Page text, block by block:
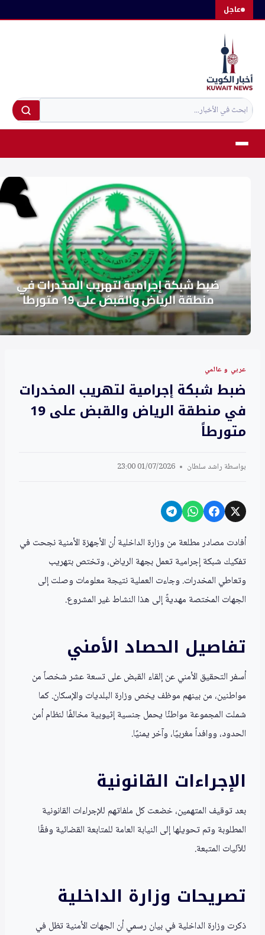
عاجلالتجاوز
عربي و عالمي
ضبط شبكة إجرامية لتهريب المخدرات
في منطقة الرياض والقبض على 19
متورطاً
بواسطة راشد سلطان 01/07/2026 23:00
أفادت مصادر مطلعة من وزارة الداخلية أن الأجهزة الأمنية نجحت في
تفكيك شبكة إجرامية تعمل بجهة الرياض، وتختص بتهريب
وتعاطي المخدرات. وجاءت العملية نتيجة معلومات وصلت إلى
الجهات المختصة مهديةً إلى هذا النشاط غير المشروع.
تفاصيل الحصاد الأمني
أسفر التحقيق الأمني عن إلقاء القبض على تسعة عشر شخصاً من
مواطنين، من بينهم موظف يخص وزارة البلديات والإسكان. كما
شملت المجموعة مواطنًا يحمل جنسية إثيوبية مخالفًا لنظام أمن
الحدود، ووافداً مغربيًا، وآخر يمنيًا.
الإجراءات القانونية
بعد توقيف المتهمين، خضعت كل ملفاتهم للإجراءات القانونية
المطلوبة وتم تحويلها إلى النيابة العامة للمتابعة القضائية وفقًا
للآليات المتبعة.
تصريحات وزارة الداخلية
ذكرت وزارة الداخلية في بيان رسمي أن الجهات الأمنية تظل في